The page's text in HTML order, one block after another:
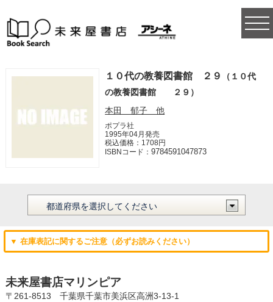
１０代の教養図書館 ２９
（１０代
の教養図書館 ２９）
本田 郁子 他
ポプラ社
1995年04月発売
税込価格：1708円
ISBNコード：9784591047873
▼ 在庫表記に関するご注意（必ずお読みください）
未来屋書店マリンピア
〒261-8513 千葉県千葉市美浜区高洲3-13-1